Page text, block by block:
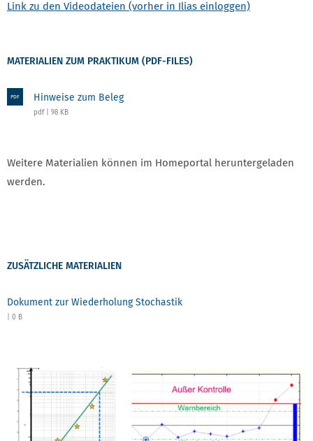
Link zu den Videodateien (vorher in Ilias einloggen)
MATERIALIEN ZUM PRAKTIKUM (PDF-FILES)
PDF Hinweise zum Beleg
pdf | 98 KB
Weitere Materialien können im Homeportal heruntergeladen
werden.
ZUSÄTZLICHE MATERIALIEN
Dokument zur Wiederholung Stochastik
| 0 B